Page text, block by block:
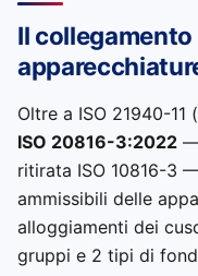
Il
Oltre a ISO 21940-
ISO 20816-3:2022 —
ritirata ISO 10816-3
ammissibili delle
alloggiamenti dei
gruppi e 2 tipi di